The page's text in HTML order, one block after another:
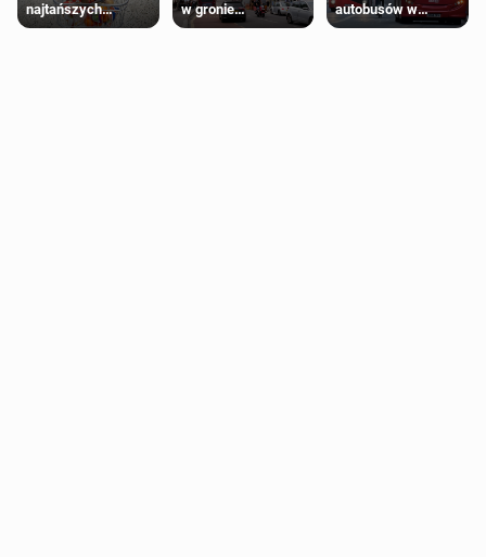
najtańszych
supermarketów
w gronie
najlepszych
autobusów w
Londynie